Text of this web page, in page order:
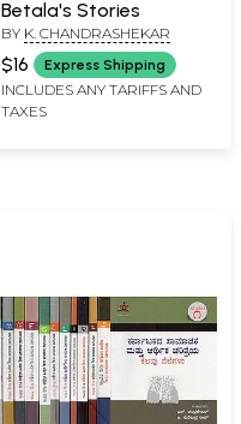
Betala's Stories
BY K. CHANDRASHEKAR
$16 Express Shipping
INCLUDES ANY TARIFFS AND
TAXES